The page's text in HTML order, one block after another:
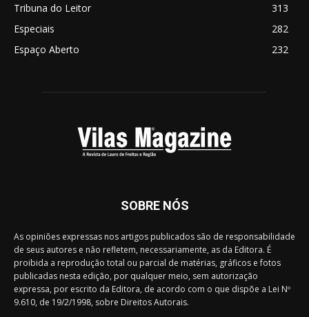
Tribuna do Leitor
313
Especiais
282
Espaço Aberto
232
SOBRE NÓS
As opiniões expressas nos artigos publicados são de responsabilidade
de seus autores e não refletem, necessariamente, as da Editora. É
proibida a reprodução total ou parcial de matérias, gráficos e fotos
publicadas nesta edição, por qualquer meio, sem autorização
expressa, por escrito da Editora, de acordo com o que dispõe a Lei Nº
9.610, de 19/2/1998, sobre Direitos Autorais.